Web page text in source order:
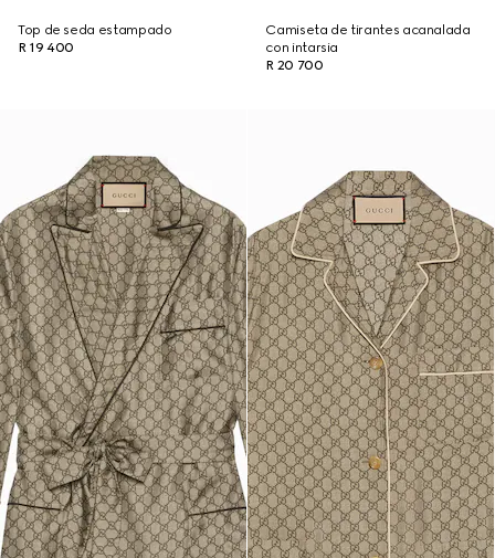
Top de seda estampado
R 19 400
Camiseta de tirantes acanalada
con intarsia
R 20 700